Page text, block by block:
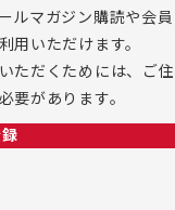
ルマガジン購読や会員
用いただけます。
ただくためには、ご住
要があります。